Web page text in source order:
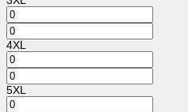
4XL
5XL